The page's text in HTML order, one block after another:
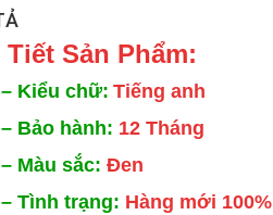
Tiết Sản Phẩm:
– Kiểu chữ: Tiếng anh
Bảo hành: 12 Tháng
Màu sắc: Đen
Tình trạng: Hàng mới 100%